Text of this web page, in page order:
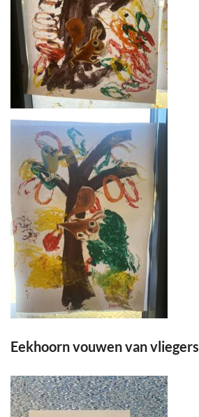
Eekhoorn vouwen van vliegers